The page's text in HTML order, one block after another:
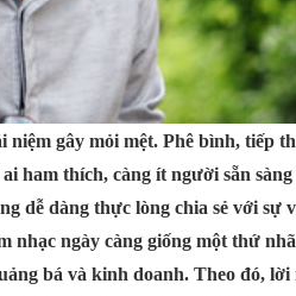
gây mỏi mệt. Phê bình, tiếp
ham thích, càng ít người sẵn
dễ dàng thực lòng chia sẻ với sự
nhạc ngày càng giống một thứ
bá và kinh doanh. Theo đó, lời